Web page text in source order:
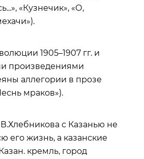
«Кузнечик», «О,
1905–1907 гг. и
произведениями
аллегории в прозе
мраков»).
с Казанью не
его жизнь, а казанские
кремль, город